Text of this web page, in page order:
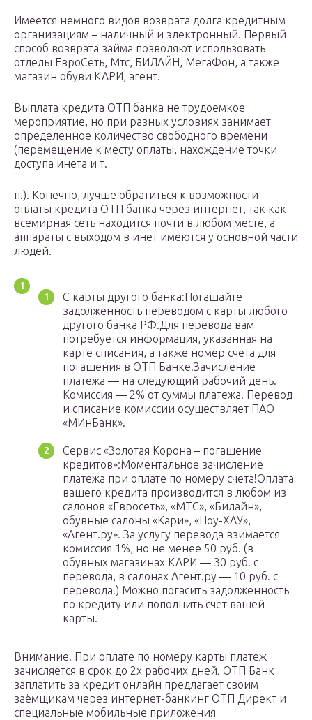
Имеется немного видов возврата долга кредитным
организациям – наличный и электронный. Первый
способ возврата займа позволяют использовать
отделы ЕвроСеть, Мтс, БИЛАЙН, МегаФон, а также
магазин обуви КАРИ, агент.
Выплата кредита ОТП банка не трудоемкое
мероприятие, но при разных условиях занимает
определенное количество свободного времени
(перемещение к месту оплаты, нахождение точки
доступа инета и т.
п.). Конечно, лучше обратиться к возможности
оплаты кредита ОТП банка через интернет, так как
всемирная сеть находится почти в любом месте, а
аппараты с выходом в инет имеются у основной части
людей.
С карты другого банка:Погашайте
задолженность переводом с карты любого
другого банка РФ.Для перевода вам
потребуется информация, указанная на
карте списания, а также номер счета для
погашения в ОТП Банке.Зачисление
платежа — на следующий рабочий день.
Комиссия — 2% от cуммы платежа. Перевод
и списание комиссии осуществляет ПАО
«МИнБанк».
Сервис «Золотая Корона – погашение
кредитов»:Моментальное зачисление
платежа при оплате по номеру счета!Оплата
вашего кредита производится в любом из
салонов «Евросеть», «МТС», «Билайн»,
обувные салоны «Кари», «Ноу-ХАУ»,
«Агент.ру». За услугу перевода взимается
комиссия 1%, но не менее 50 руб. (в
обувных магазинах КАРИ — 30 руб. с
перевода, в салонах Агент.ру — 10 руб. с
перевода.) Можно погасить задолженность
по кредиту или пополнить счет вашей
карты.
Внимание! При оплате по номеру карты платеж
зачисляется в срок до 2х рабочих дней. ОТП Банк
заплатить за кредит онлайн предлагает своим
заёмщикам через интернет-банкинг ОТП Директ и
специальные мобильные приложения